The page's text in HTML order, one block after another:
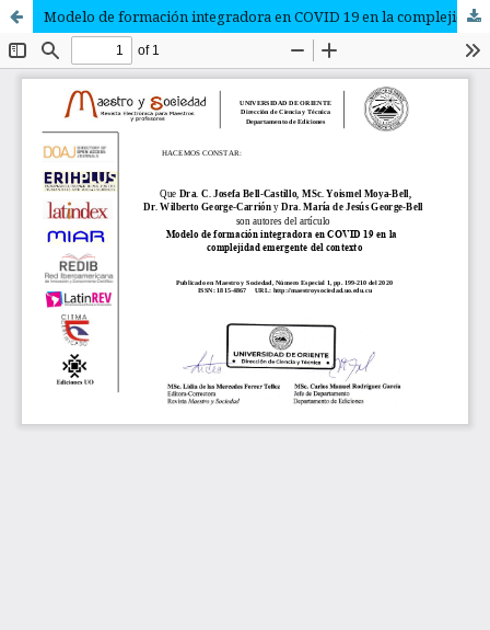
Modelo de formación integradora en COVID 19 en la complejidad emergente del contexto